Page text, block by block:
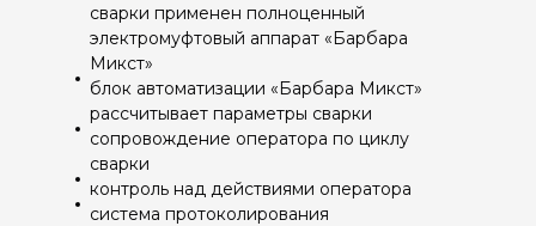
сварки применен полноценный
электромуфтовый аппарат «Барбара
Микст»
блок автоматизации «Барбара Микст»
рассчитывает параметры сварки
сопровождение оператора по циклу
сварки
контроль над действиями оператора
система протоколирования